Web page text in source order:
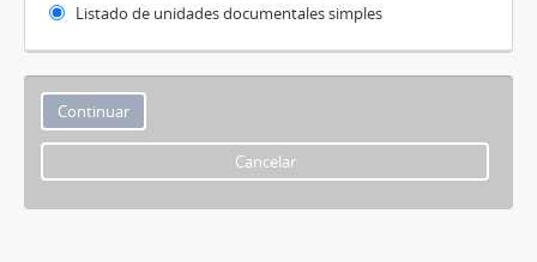
Listado de unidades documentales simples
Cancelar